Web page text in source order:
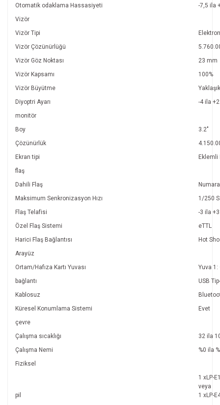
Otomatik odaklama Hassasiyeti
-7,5 ila
Vizör
Vizör Tipi
Vizör Çözünürlüğü
Vizör Göz Noktası
23 mm
Vizör Kapsamı
100%
Vizör Büyütme
Diyoptri Ayarı
-4 ila +2
monitör
Boy
3.2"
Çözünürlük
Ekran tipi
Eklemli
flaş
Dahili Flaş
Numara
Maksimum Senkronizasyon Hızı
1/250
Flaş Telafisi
-3 ila
Özel Flaş Sistemi
eTTL
Harici Flaş Bağlantısı
Hot
Arayüz
Ortam/Hafıza Kartı Yuvası
Yuva 1:
bağlantı
USB
Kablosuz
Küresel Konumlama Sistemi
Evet
çevre
Çalışma sıcaklığı
32 ila
Çalışma Nemi
%0 ila
Fiziksel
pil
1 xLP-
veya
1 xLP-